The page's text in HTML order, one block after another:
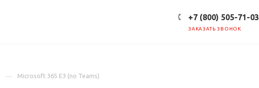
+7 (800) 505-71-03
ЗАКАЗАТЬ ЗВОНОК
Microsoft 365 E3 (no Teams)